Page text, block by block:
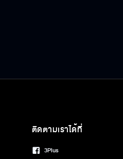
ติดตามเราได้ที่
3Plus